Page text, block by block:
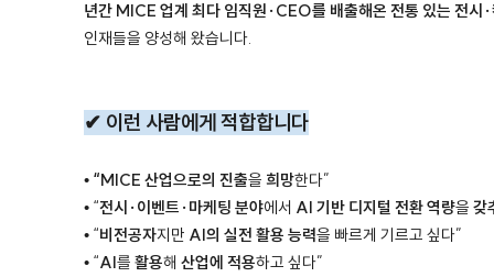
년간 MICE 업계 최다 임직원·CEO를 배출해온 전통 있는 전시
인재들을 양성해 왔습니다.
✔ 이런 사람에게 적합합니다
• “MICE 산업으로의 진출을 희망한다”
• “전시·이벤트·마케팅 분야에서 AI 기반 디지털 전환 역량을 갖
• “비전공자지만 AI의 실전 활용 능력을 빠르게 기르고 싶다”
• “AI를 활용해 산업에 적용하고 싶다”